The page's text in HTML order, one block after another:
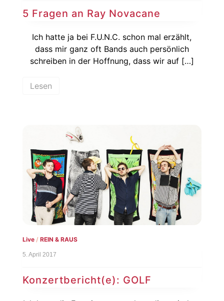
5 Fragen an Ray Novacane
Ich hatte ja bei F.U.N.C. schon mal erzählt,
dass mir ganz oft Bands auch persönlich
schreiben in der Hoffnung, dass wir auf […]
Lesen
Live/ REIN & RAUS
5. April 2017
Konzertbericht(e): GOLF